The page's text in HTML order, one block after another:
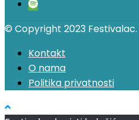
© Copyright 2023
Kontakt
O nama
Politika privatnosti